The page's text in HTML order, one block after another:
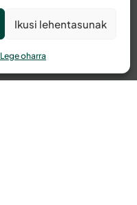
Ikusi lehentasunak
Lege oharra